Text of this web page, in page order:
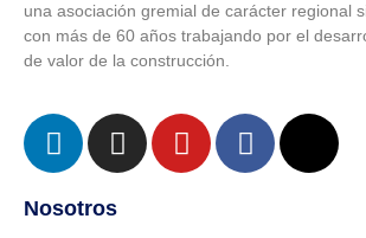
una asociación gremial de carácter regional
con más de 60 años trabajando por el
de valor de la construcción.
Nosotros